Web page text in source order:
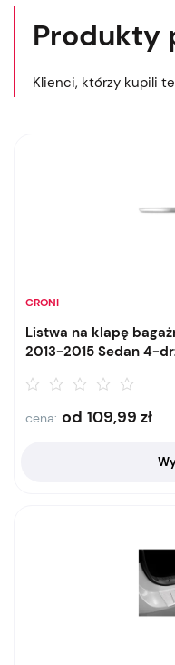
Produkty
Klienci, którzy kupili
CRONI
Listwa na klapę
2013-2015 Sedan 4-
cena: od 109,99 zł